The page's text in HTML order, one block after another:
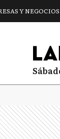
Y NEGOCIOS